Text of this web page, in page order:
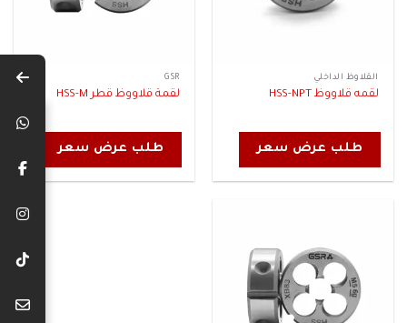
القلاوظ الداخلي
لقمه قلاووظ HSS-NPT
طلب عرض سعر
GSR
لقمة قلاووظ قطر HSS-M
طلب عرض سعر